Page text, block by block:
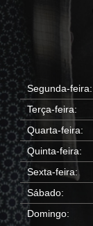
Segunda-feira:
Terça-feira:
Quarta-feira:
Quinta-feira:
Sexta-feira:
Sábado:
Domingo: